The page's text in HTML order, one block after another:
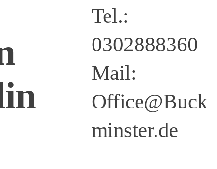
Tel.:
0302888360
Mail:
Office@Buck
minster.de